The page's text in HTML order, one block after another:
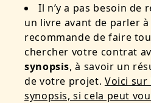
Il n’y a pas besoin
un livre avant de parler à
recommande de faire
chercher votre contrat
synopsis, à savoir un
de votre projet. Voici
synopsis, si cela peut